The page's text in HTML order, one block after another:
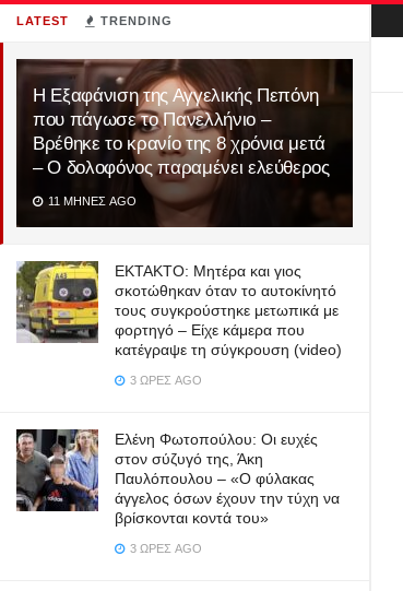
LATEST TRENDING
Η Εξαφάνιση της Αγγελικής Πεπόνη
που πάγωσε το Πανελλήνιο –
Βρέθηκε το κρανίο της 8 χρόνια μετά
– Ο δολοφόνος παραμένει ελεύθερος
11 ΜΉΝΕΣ AGO
ΕΚΤΑΚΤΟ: Μητέρα και γιος
σκοτώθηκαν όταν το αυτοκίνητό
τους συγκρούστηκε μετωπικά με
φορτηγό – Είχε κάμερα που
κατέγραψε τη σύγκρουση (video)
3 ΏΡΕΣ AGO
Ελένη Φωτοπούλου: Οι ευχές
στον σύζυγό της, Άκη
Παυλόπουλου – «Ο φύλακας
άγγελος όσων έχουν την τύχη να
βρίσκονται κοντά του»
3 ΏΡΕΣ AGO